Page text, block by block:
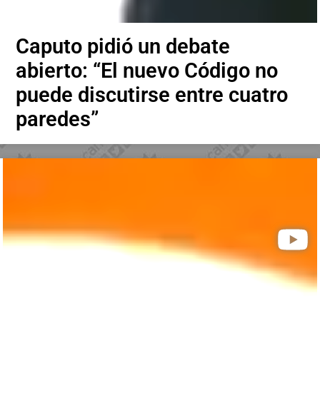
Caputo pidió un debate
abierto: “El nuevo Código no
puede discutirse entre cuatro
paredes”